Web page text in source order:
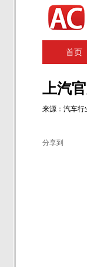
首页
上汽
来源： 汽车行
分享到